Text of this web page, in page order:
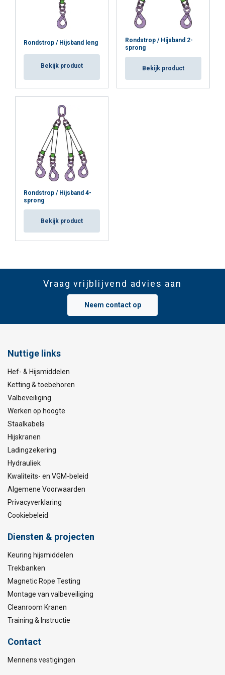
Rondstrop / Hijsband leng
Bekijk product
Rondstrop / Hijsband 2-
sprong
Bekijk product
Rondstrop / Hijsband 4-
sprong
Bekijk product
Vraag vrijblijvend advies aan
Neem contact op
Nuttige links
Hef- & Hijsmiddelen
Ketting & toebehoren
Valbeveiliging
Werken op hoogte
Staalkabels
Hijskranen
Ladingzekering
Hydrauliek
Kwaliteits- en VGM-beleid
Algemene Voorwaarden
Privacyverklaring
Cookiebeleid
Diensten & projecten
Keuring hijsmiddelen
Trekbanken
Magnetic Rope Testing
Montage van valbeveiliging
Cleanroom Kranen
Training & Instructie
Contact
Mennens vestigingen